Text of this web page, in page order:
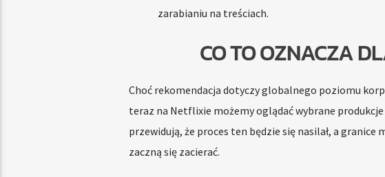
zarabianiu na treściach.
CO TO OZNACZA
Choć rekomendacja dotyczy globalnego poziomu
teraz na Netflixie możemy oglądać wybrane
przewidują, że proces ten będzie się nasilał, a
zaczną się zacierać.